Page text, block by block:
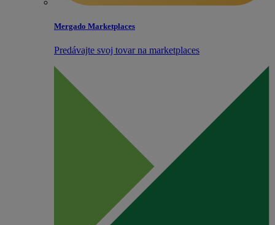
Mergado Marketplaces
Predávajte svoj tovar na marketplaces